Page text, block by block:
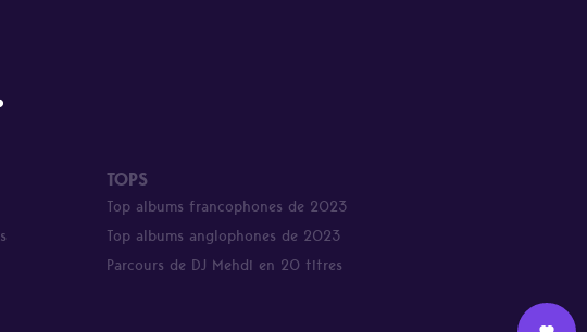
TOPS
Top albums francophones de 2023
Top albums anglophones de 2023
Parcours de DJ Mehdi en 20 titres